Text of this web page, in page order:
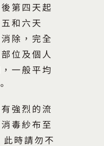
第四天起
和六天
除，完全
位及個人
一般平均
強烈的流
毒紗布至
時請勿不